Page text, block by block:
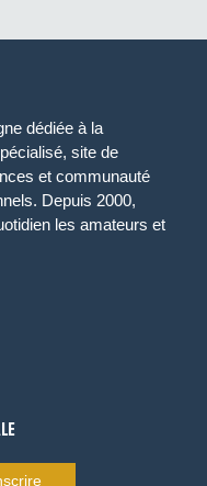
dédiée à la
site de
et communauté
Depuis 2000,
les amateurs et